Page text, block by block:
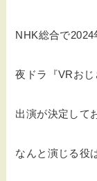
NHK総合で2024
夜ドラ『VRお
出演が決定して
なんと演じる役